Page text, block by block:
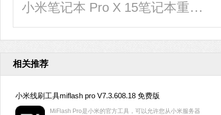
小米笔记本 Pro X 15笔记本重装win11系统教程
相关推荐
小米线刷工具miflash pro V7.3.608.18 免费版
MiFlash Pro是小米的官方工具，可以允许您从小米服务器